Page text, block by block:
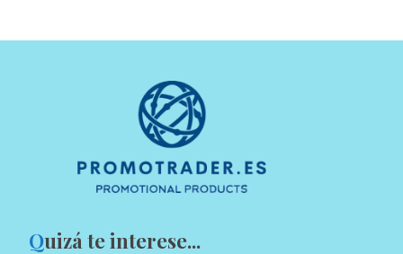
Quizá te interese...